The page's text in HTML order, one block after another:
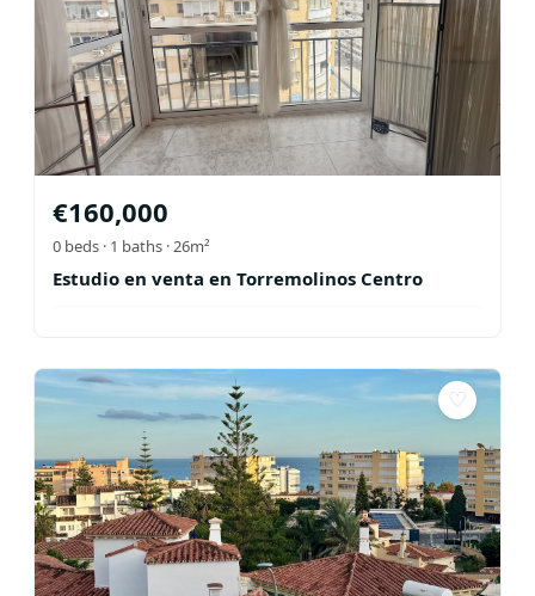
€160,000
0 beds · 1 baths · 26m²
Estudio en venta en Torremolinos Centro
♡